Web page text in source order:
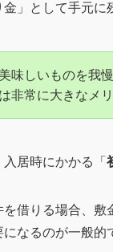
」として手元に
味しいものを我
非常に大きなメリ
居時にかかる「
借りる場合、敷
なるのが一般的